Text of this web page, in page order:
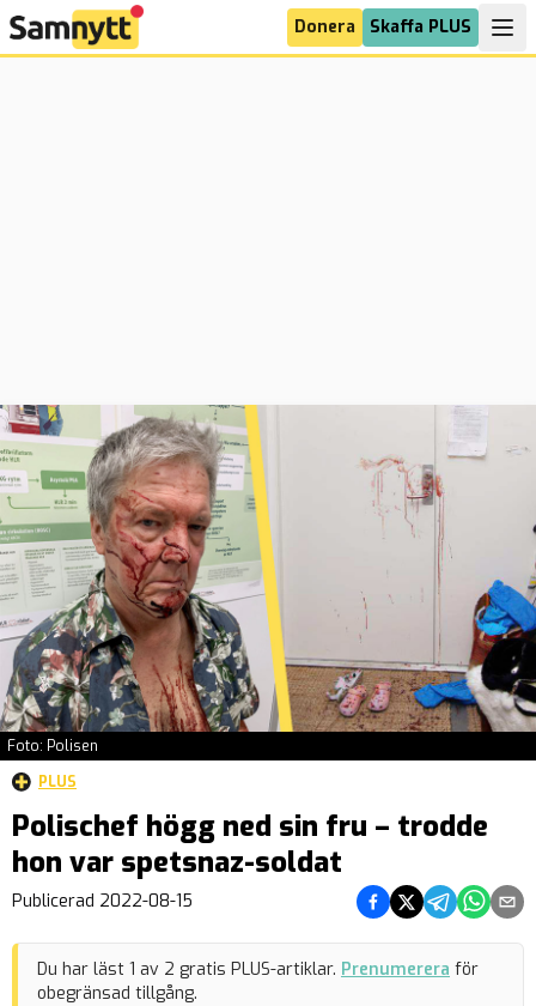
Donera Skaffa PLUS
Foto: Polisen
PLUS
Polischef högg ned sin fru – trodde
hon var spetsnaz-soldat
Publicerad 2022-08-15 Dela på Facebook
Dela på Twitter
Dela påDela på
Dela
Du har läst 1 av 2 gratis PLUS-artiklar. Prenumerera för
obegränsad tillgång.